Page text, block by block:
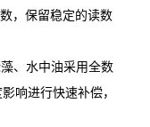
，保留稳定的读数
、水中油采用全数
响进行快速补偿，